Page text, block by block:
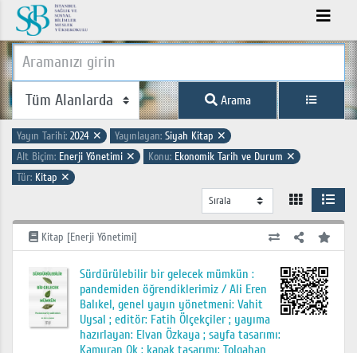
Arama
Yayın Tarihi: 2024 ✕ Yayınlayan: Siyah Kitap ✕
Alt Biçim: Enerji Yönetimi ✕ Konu: Ekonomik Tarih ve Durum ✕
Tür: Kitap ✕
Kitap [Enerji Yönetimi]
Sürdürülebilir bir gelecek mümkün :
pandemiden öğrendiklerimiz / Ali Eren
Balıkel, genel yayın yönetmeni: Vahit
Uysal ; editör: Fatih Ölçekçiler ; yayıma
hazırlayan: Elvan Özkaya ; sayfa tasarımı:
Kamuran Ok ; kapak tasarımı: Tolgahan